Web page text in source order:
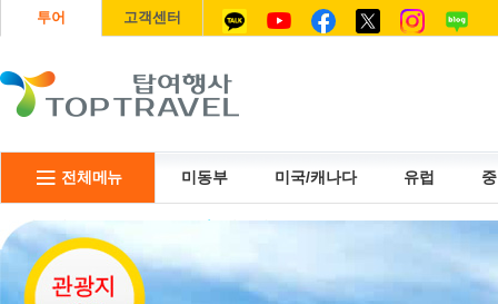
투어 고객센터
전체메뉴 미동부 미국/캐나다 유럽
리무진